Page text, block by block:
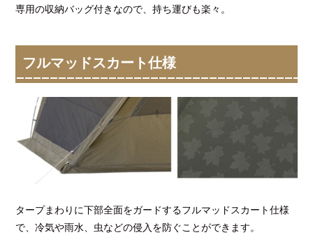
専用の収納バッグ付きなので、持ち運びも楽々。
フルマッドスカート仕様
タープまわりに下部全面をガードするフルマッドスカート仕様
で、冷気や雨水、虫などの侵入を防ぐことができます。